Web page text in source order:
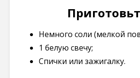
Немного соли (мелкой
1 белую свечу;
Спички или зажигалку.